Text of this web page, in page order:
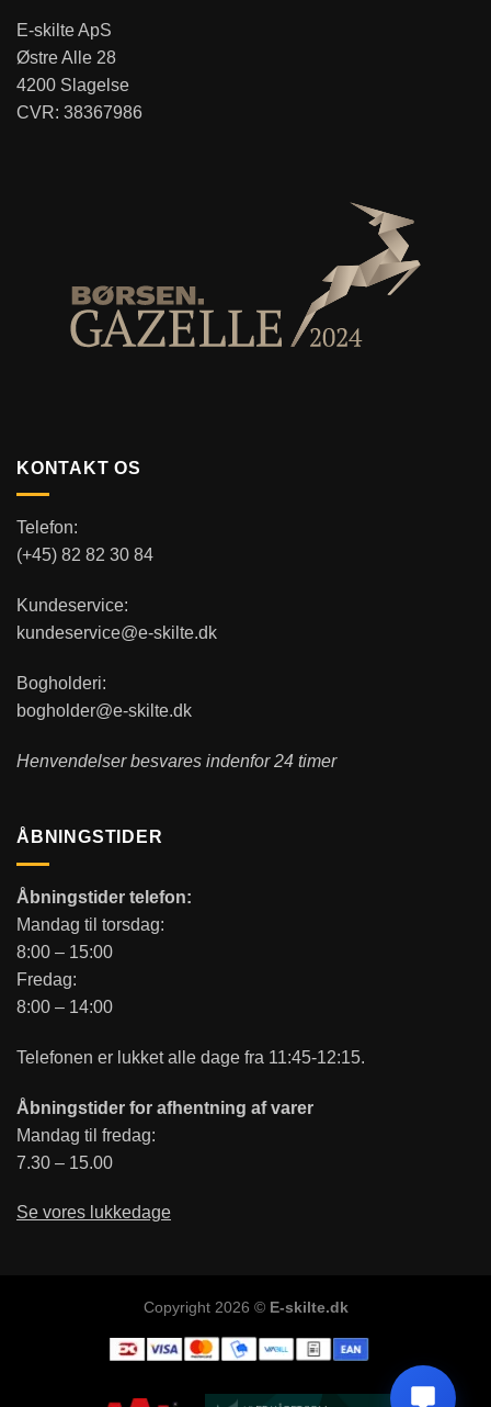
E-skilte ApS
Østre Alle 28
4200 Slagelse
CVR: 38367986
KONTAKT OS
Telefon:
(+45) 82 82 30 84
Kundeservice:
kundeservice@e-skilte.dk
Bogholderi:
bogholder@e-skilte.dk
Henvendelser besvares indenfor 24 timer
ÅBNINGSTIDER
Åbningstider telefon:
Mandag til torsdag:
8:00 – 15:00
Fredag:
8:00 – 14:00
Telefonen er lukket alle dage fra 11:45-12:15.
Åbningstider for afhentning af varer
Mandag til fredag:
7.30 – 15.00
Se vores lukkedage
Copyright 2026 © E-skilte.dk